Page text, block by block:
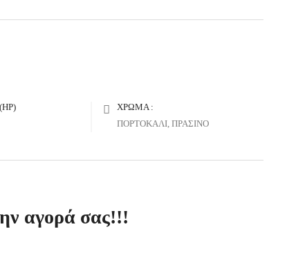
ΧΡΩΜΑ :
ΠΟΡΤΟΚΑΛΙ, ΠΡΑΣΙΝΟ
αγορά σας!!!